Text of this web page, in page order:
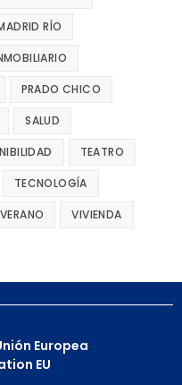
RÍO
PRADO CHICO
SALUD
TEATRO
TECNOLOGÍA
VERANO VIVIENDA
Europea
EU